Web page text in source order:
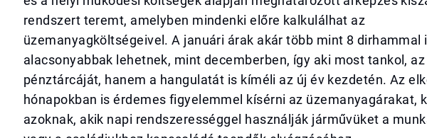
rendszert teremt, amelyben mindenki előre kalkulálhat az
üzemanyagköltségeivel. A januári árak akár több mint 8 dirhammal
alacsonyabbak lehetnek, mint decemberben, így aki most tankol,
pénztárcáját, hanem a hangulatát is kíméli az új év kezdetén. Az
hónapokban is érdemes figyelemmel kísérni az üzemanyagárakat,
azoknak, akik napi rendszerességgel használják járművüket a